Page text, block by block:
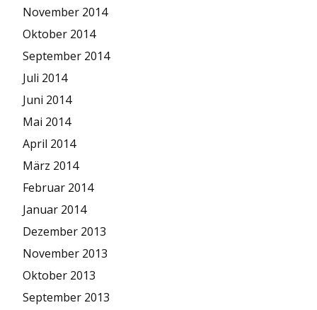
November 2014
Oktober 2014
September 2014
Juli 2014
Juni 2014
Mai 2014
April 2014
März 2014
Februar 2014
Januar 2014
Dezember 2013
November 2013
Oktober 2013
September 2013